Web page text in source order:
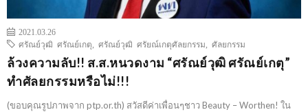
2021.03.26
ศรัณย์วุฒิ ศรัณย์เกตุ
ศรัณย์วุฒิ ศรัยณ์เกตุศัลยกรรม ศัลยกรรม
ล้วงความลับ!! ส.ส.หนวดงาม “ศรัณย์วุฒิ ศรัณย์เกตุ”
ทำศัลยกรรมหรือไม่!!!
(ขอบคุณรูปภาพจาก ptp.or.th) สวัสดีค่าเพื่อนๆชาว Beauty – Worthen! ใน